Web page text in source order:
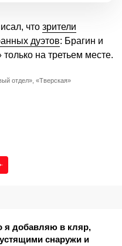
что зрители
дуэтов: Брагин и
на третьем месте.
отдел», «Тверская»
я добавляю в кляр,
снаружи и